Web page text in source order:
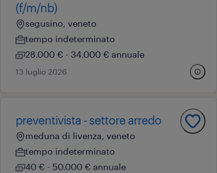
(f/m/nb)
segusino, veneto
tempo indeterminato
28.000 € - 34.000 € annuale
13 luglio 2026
preventivista - settore arredo
meduna di livenza, veneto
tempo indeterminato
40 € - 50.000 € annuale